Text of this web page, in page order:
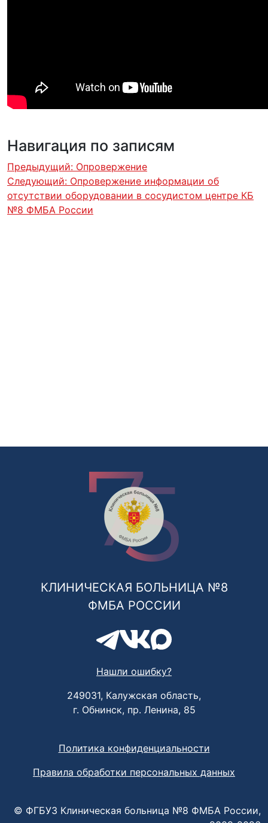
Навигация по записям
Предыдущий: Опровержение
Следующий: Опровержение информации об
отсутствии оборудовании в сосудистом центре КБ
№8 ФМБА России
КЛИНИЧЕСКАЯ БОЛЬНИЦА №8
ФМБА РОССИИ
Нашли ошибку?
249031, Калужская область,
г. Обнинск, пр. Ленина, 85
Политика конфиденциальности
Правила обработки персональных данных
© ФГБУЗ Клиническая больница №8 ФМБА России,